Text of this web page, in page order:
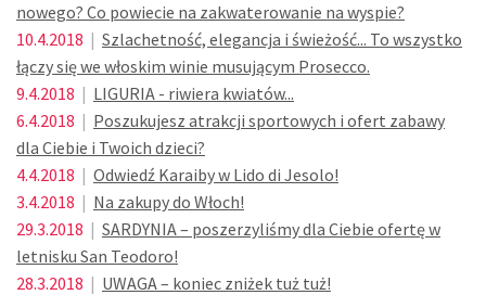
nowego? Co powiecie na zakwaterowanie na wyspie?
10.4.2018 | Szlachetność, elegancja i świeżość... To wszystko
łączy się we włoskim winie musującym Prosecco.
9.4.2018 | LIGURIA - riwiera kwiatów...
6.4.2018 | Poszukujesz atrakcji sportowych i ofert zabawy
dla Ciebie i Twoich dzieci?
4.4.2018 | Odwiedź Karaiby w Lido di Jesolo!
3.4.2018 | Na zakupy do Włoch!
29.3.2018 | SARDYNIA – poszerzyliśmy dla Ciebie ofertę w
letnisku San Teodoro!
28.3.2018 | UWAGA – koniec zniżek tuż tuż!